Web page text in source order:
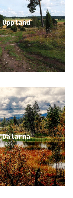
Uppland
Dalarna